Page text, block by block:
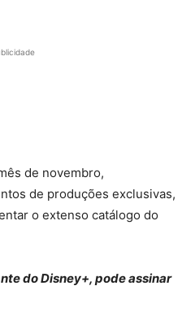
de novembro,
de produções exclusivas,
o extenso catálogo do
do Disney+, pode assinar